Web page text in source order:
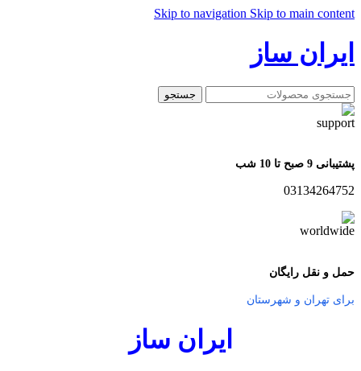
Skip to navigation Skip to main content
ایران ساز
جستجو
پشتیبانی 9 صبح تا 10 شب
03134264752
حمل و نقل رایگان
برای تهران و شهرستان
ایران ساز